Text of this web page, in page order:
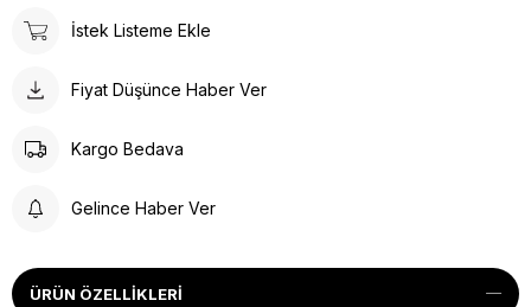
İstek Listeme Ekle
Fiyat Düşünce Haber Ver
Kargo Bedava
Gelince Haber Ver
ÜRÜN ÖZELLIKLERI